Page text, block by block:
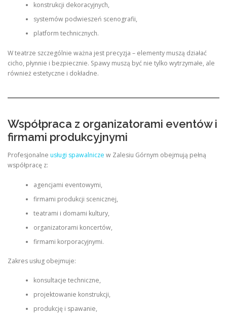
konstrukcji dekoracyjnych,
systemów podwieszeń scenografii,
platform technicznych.
W teatrze szczególnie ważna jest precyzja – elementy muszą działać
cicho, płynnie i bezpiecznie. Spawy muszą być nie tylko wytrzymałe, ale
również estetyczne i dokładne.
Współpraca z organizatorami eventów i
firmami produkcyjnymi
Profesjonalne usługi spawalnicze w Zalesiu Górnym obejmują pełną
współpracę z:
agencjami eventowymi,
firmami produkcji scenicznej,
teatrami i domami kultury,
organizatorami koncertów,
firmami korporacyjnymi.
Zakres usług obejmuje:
konsultacje techniczne,
projektowanie konstrukcji,
produkcję i spawanie,